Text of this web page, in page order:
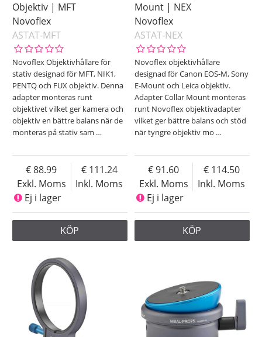
Objektiv | MFT
Novoflex
ASTAT-MFT
Novoflex Objektivhållare för
stativ designad för MFT, NIK1,
PENTQ och FUX objektiv. Denna
adapter monteras runt
objektivet vilket ger kamera och
objektiv en bättre balans när de
monteras på stativ sam …
Exkl. Moms
88.99
Inkl. Moms
111.24
Ej i lager
KÖP
Mount | NEX
Novoflex
ASTAT-NEX
Novoflex objektivhållare
designad för Canon EOS-M, Sony
E-Mount och Leica objektiv.
Adapter Collar Mount monteras
runt Novoflex objektivadapter
vilket ger bättre balans och stöd
när tyngre objektiv mo …
Exkl. Moms
91.60
Inkl. Moms
114.50
Ej i lager
KÖP